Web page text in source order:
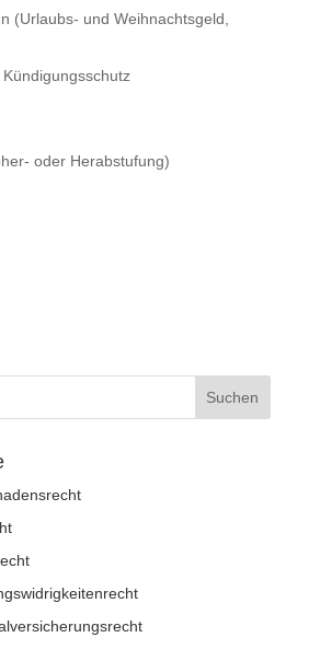
(Urlaubs- und Weihnachtsgeld,
oder Herabstufung)